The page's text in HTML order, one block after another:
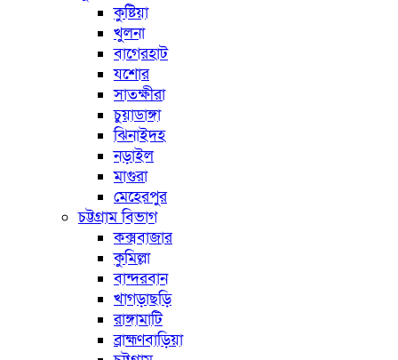
কুষ্টিয়া
খুলনা
বাগেরহাট
যশোর
সাতক্ষীরা
চুয়াডাঙ্গা
ঝিনাইদহ
নড়াইল
মাগুরা
মেহেরপুর
চট্টগ্রাম বিভাগ
কক্সবাজার
কুমিল্লা
বান্দরবান
খাগড়াছড়ি
রাঙ্গামাটি
ব্রাহ্মণবাড়িয়া